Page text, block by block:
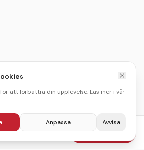
Boka julbord
att förbättra din upplevelse. Läs mer i vår
Anpassa Avvisa